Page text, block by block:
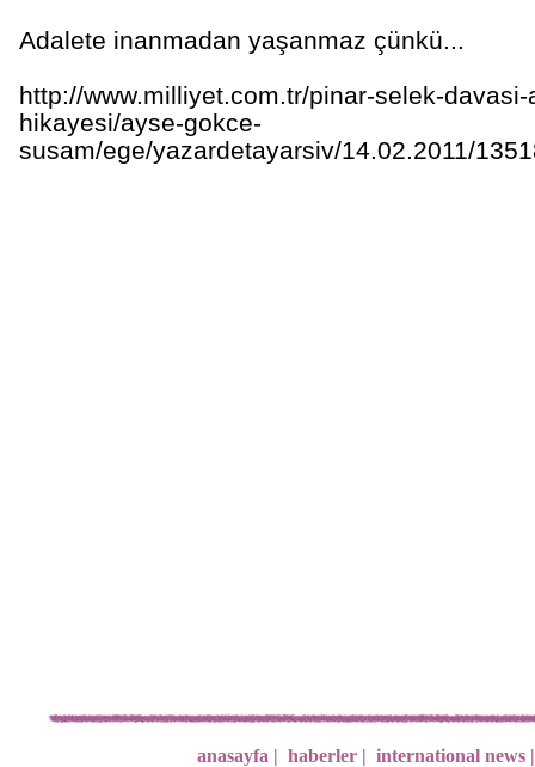
Adalete inanmadan yaşanmaz çünkü...
http://www.milliyet.com.tr/pinar-selek-
hikayesi/ayse-gokce-
susam/ege/yazardetayarsiv/14.02.2011/
anasayfa | haberler | international news |